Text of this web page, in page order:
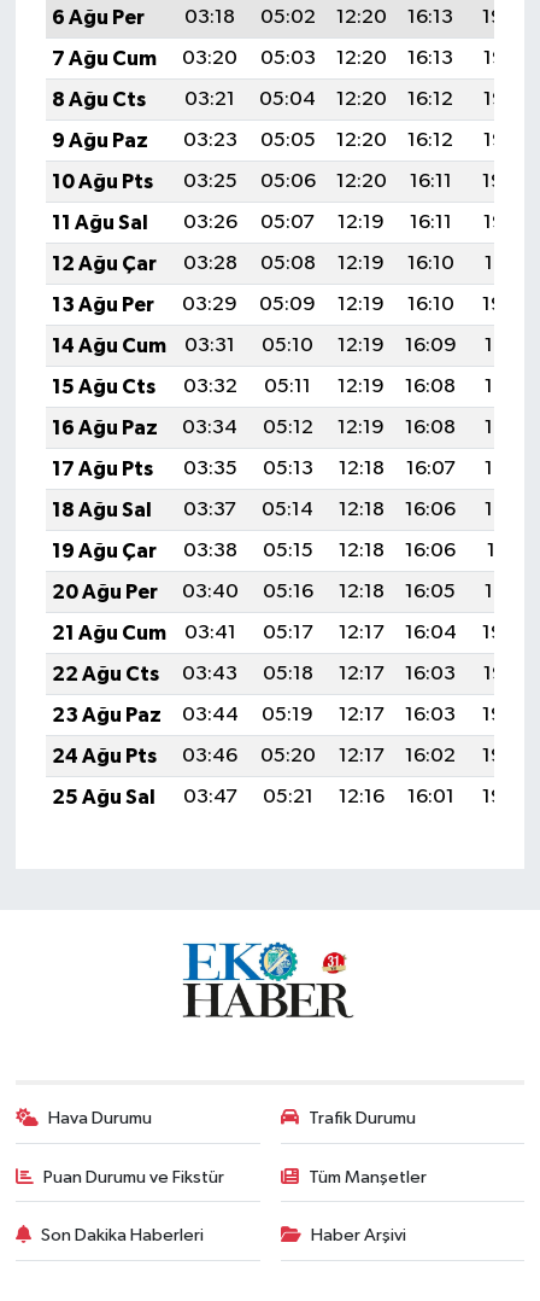
6 Ağu Per
03:18 05:02 12:20 16:13
19:29
7 Ağu Cum
03:20 05:03 12:20 16:13
19:27
8 Ağu Cts
03:21 05:04 12:20 16:12
19:26
9 Ağu Paz
03:23 05:05 12:20 16:12
19:25
10 Ağu Pts
03:25 05:06 12:20 16:11
19:24
11 Ağu Sal
03:26 05:07 12:19 16:11
19:22
12 Ağu Çar
03:28 05:08 12:19 16:10
19:21
13 Ağu Per
03:29 05:09 12:19 16:10
19:20
14 Ağu Cum
03:31 05:10 12:19 16:09
19:18
15 Ağu Cts
03:32 05:11 12:19 16:08
19:17
16 Ağu Paz
03:34 05:12 12:19 16:08
19:15
17 Ağu Pts
03:35 05:13 12:18 16:07
19:14
18 Ağu Sal
03:37 05:14 12:18 16:06
19:13
19 Ağu Çar
03:38 05:15 12:18 16:06
19:11
20 Ağu Per
03:40 05:16 12:18 16:05
19:10
21 Ağu Cum
03:41 05:17 12:17 16:04
19:08
22 Ağu Cts
03:43 05:18 12:17 16:03
19:07
23 Ağu Paz
03:44 05:19 12:17 16:03
19:05
24 Ağu Pts
03:46 05:20 12:17 16:02
19:03
25 Ağu Sal
03:47 05:21 12:16 16:01 19:02
Hava Durumu Trafik Durumu
Puan Durumu ve Fikstür Tüm Manşetler
Son Dakika Haberleri Haber Arşivi